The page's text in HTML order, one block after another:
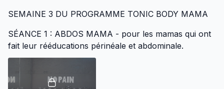
SEMAINE 3 DU PROGRAMME TONIC BODY MAMA
SÉANCE 1 : ABDOS MAMA - pour les mamas qui ont
fait leur rééducations périnéale et abdominale.